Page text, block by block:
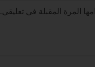
المرة المقبلة في تعليقي.